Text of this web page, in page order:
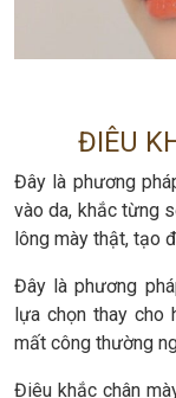
ĐIÊU
Đây là phương
vào da, khắc từng
lông mày thật, tạo
Đây là phương
lựa chọn thay cho
mất công thường
Điêu khắc chân